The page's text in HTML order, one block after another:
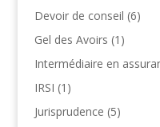
Devoir de conseil (6)
Gel des Avoirs (1)
Intermédiaire en
IRSI (1)
Jurisprudence (5)